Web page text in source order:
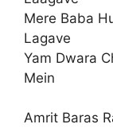
Mere Baba
Lagave
Yam Dwara
Mein
Amrit Baras